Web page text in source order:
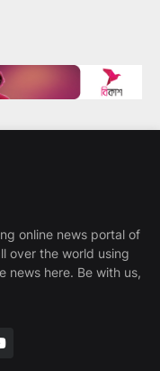
online news portal of
over the world using
news here. Be with us,